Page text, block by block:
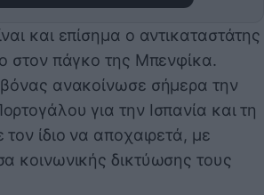
και επίσημα ο αντικαταστάτης
στον πάγκο της Μπενφίκα.
ανακοίνωσε σήμερα την
για την Ισπανία και τη
ίδιο να αποχαιρετά, με
κοινωνικής δικτύωσης τους